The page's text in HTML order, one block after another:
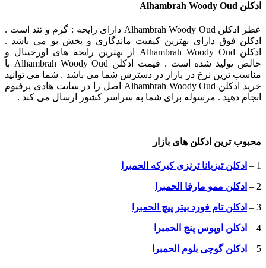
ادکلن Alhambrah Woody Oud
عطر ادکلن Alhambrah Woody Oud دارای رایحه : گرم و تند است .
ادکلن فوق دارای بهترین کیفیت ماندگاری و پخش بو می باشد .
ادکلن Alhambrah Woody Oud از بهترین رایحه های اورجینال و
خالص تولید شده است . قیمت ادکلن Alhambrah Woody Oud با
مناسب ترین نرخ در بازار در دسترس شما می باشد . شما می توانید
خرید ادکلن Alhambrah Woody Oud اصل را در سایت هادی پرفیوم
انجام دهید . مرسوله برای شما به سراسر کشور ارسال می کند .
محبوب ترین ادکلن های بازار
1 – ادکلن تیزیانا ترنزی کیرکه الحمبرا
2 – ادکلن ممو مارفا الحمبرا
3 – ادکلن تام فورد بیتر پیچ الحمبرا
4 – ادکلن اوپوس پنج الحمبرا
5 – ادکلن گوچی بلوم الحمبرا